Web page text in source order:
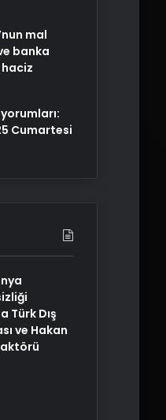
mal
banka
Cumartesi
Türk Dış
ve Hakan